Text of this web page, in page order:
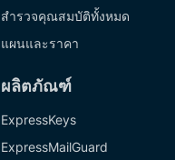
สำรวจคุณสมบัติทั้งหมด
แผนและราคา
ผลิตภัณฑ์
ExpressKeys
ExpressMailGuard